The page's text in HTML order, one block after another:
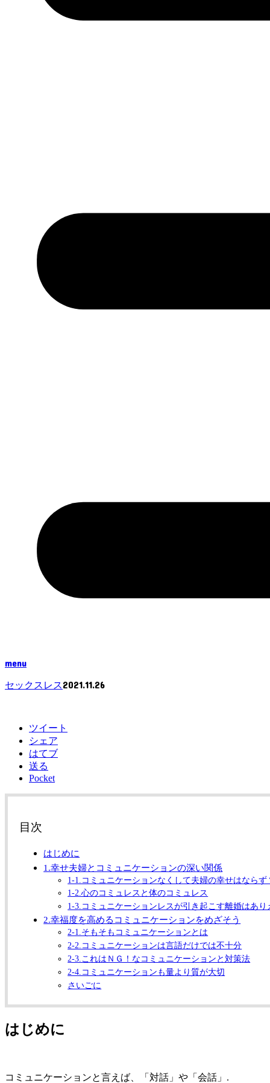
menu
セックスレス2021.11.26
ツイート
シェア
はてブ
送る
Pocket
目次
はじめに
1.幸せ夫婦とコミュニケーションの深い関係
1-1.コミュニケーションなくして夫婦の幸せはならず
1-2.心のコミュレスと体のコミュレス
1-3.コミュニケーションレスが引き起こす離婚はあり
2.幸福度を高めるコミュニケーションをめざそう
2-1.そもそもコミュニケーションとは
2-2.コミュニケーションは言語だけでは不十分
2-3.これはＮＧ！なコミュニケーションと対策法
2-4.コミュニケーションも量より質が大切
さいごに
はじめに
コミュニケーションと言えば、「対話」や「会話」.